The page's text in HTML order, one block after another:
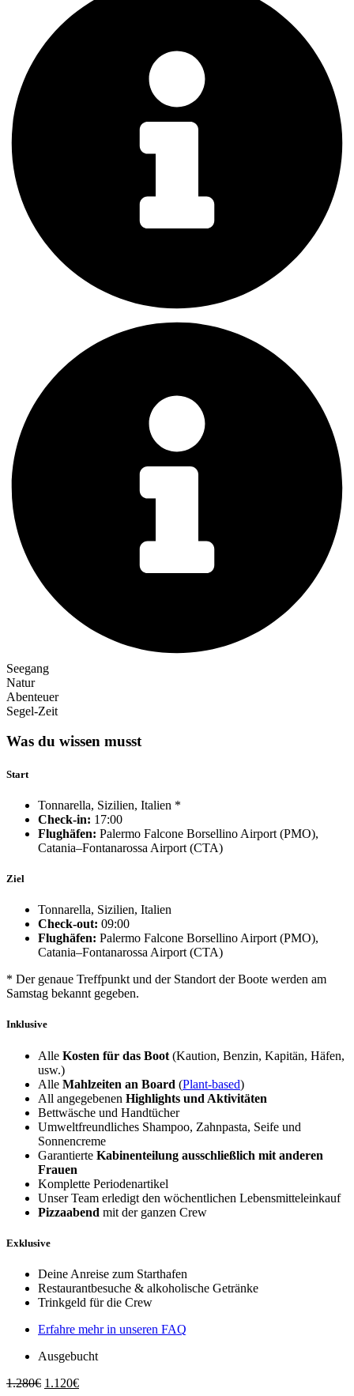
Seegang
Natur
Abenteuer
Segel-Zeit
Was du wissen musst
Start
Tonnarella, Sizilien, Italien *
Check-in: 17:00
Flughäfen: Palermo Falcone Borsellino Airport (PMO),
Catania–Fontanarossa Airport (CTA)
Ziel
Tonnarella, Sizilien, Italien
Check-out: 09:00
Flughäfen: Palermo Falcone Borsellino Airport (PMO),
Catania–Fontanarossa Airport (CTA)
* Der genaue Treffpunkt und der Standort der Boote werden am
Samstag bekannt gegeben.
Inklusive
Alle Kosten für das Boot (Kaution, Benzin, Kapitän, Häfen,
usw.)
Alle Mahlzeiten an Board (Plant-based)
All angegebenen Highlights und Aktivitäten
Bettwäsche und Handtücher
Umweltfreundliches Shampoo, Zahnpasta, Seife und
Sonnencreme
Garantierte Kabinenteilung ausschließlich mit anderen
Frauen
Komplette Periodenartikel
Unser Team erledigt den wöchentlichen Lebensmitteleinkauf
Pizzaabend mit der ganzen Crew
Exklusive
Deine Anreise zum Starthafen
Restaurantbesuche & alkoholische Getränke
Trinkgeld für die Crew
Erfahre mehr in unseren FAQ
Ausgebucht
1.280€ Ursprünglicher
1.120€Aktueller